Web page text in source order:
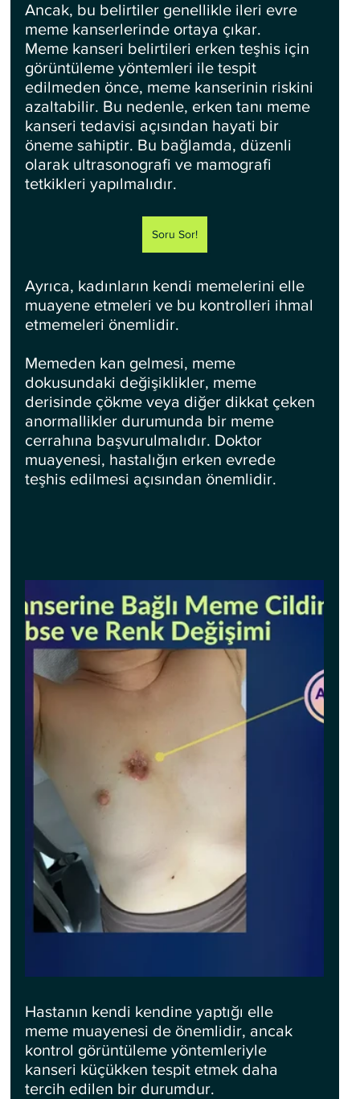
Ancak, bu belirtiler genellikle ileri evre
meme kanserlerinde ortaya çıkar.
Meme kanseri belirtileri erken teşhis için
görüntüleme yöntemleri ile tespit
edilmeden önce, meme kanserinin riskini
azaltabilir. Bu nedenle, erken tanı meme
kanseri tedavisi açısından hayati bir
öneme sahiptir. Bu bağlamda, düzenli
olarak ultrasonografi ve mamografi
tetkikleri yapılmalıdır.
Soru Sor!
Ayrıca, kadınların kendi memelerini elle
muayene etmeleri ve bu kontrolleri ihmal
etmemeleri önemlidir.
Memeden kan gelmesi, meme
dokusundaki değişiklikler, meme
derisinde çökme veya diğer dikkat çeken
anormallikler durumunda bir meme
cerrahına başvurulmalıdır. Doktor
muayenesi, hastalığın erken evrede
teşhis edilmesi açısından önemlidir.
Hastanın kendi kendine yaptığı elle
meme muayenesi de önemlidir, ancak
kontrol görüntüleme yöntemleriyle
kanseri küçükken tespit etmek daha
tercih edilen bir durumdur.